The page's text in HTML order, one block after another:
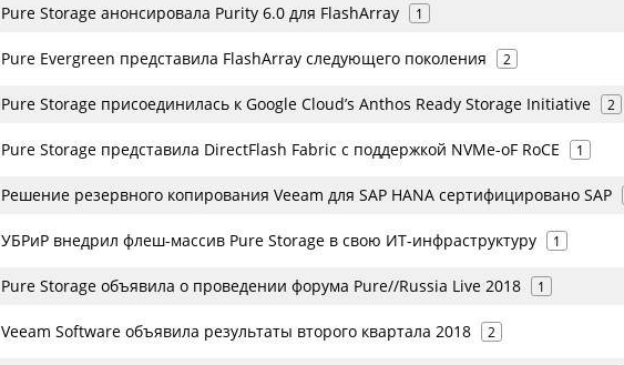
Pure Storage анонсировала Purity 6.0 для FlashArray 1
Pure Evergreen представила FlashArray следующего поколения 2
Pure Storage присоединилась к Google Cloud’s Anthos Ready Storage Initiative 2
Pure Storage представила DirectFlash Fabric с поддержкой NVMe-oF RoCE 1
Решение резервного копирования Veeam для SAP HANA сертифицировано SAP
УБРиР внедрил флеш-массив Pure Storage в свою ИТ-инфраструктуру 1
Pure Storage объявила о проведении форума Pure//Russia Live 2018 1
Veeam Software объявила результаты второго квартала 2018 2